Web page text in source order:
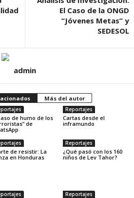
El Caso de la ONGD
“Jóvenes Metas” y
SEDESOL
admin
Más del autor
de humo de los
de
Reportajes
Cartas desde el
inframundo
de resistir: La
en Honduras
Reportajes
¿Qué pasó con los 160
niños de Lev Tahor?
Reportajes